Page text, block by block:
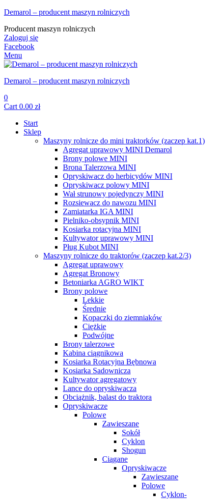
Demarol – producent maszyn rolniczych
Producent maszyn rolniczych
Zaloguj się
Facebook
Menu
Demarol – producent maszyn rolniczych
0
Cart 0.00 zł
Start
Sklep
Maszyny rolnicze do mini traktorków (zaczep kat.1)
Agregat uprawowy MINI Demarol
Brony polowe MINI
Brona Talerzowa MINI
Opryskiwacz do herbicydów MINI
Opryskiwacz polowy MINI
Wał strunowy pojedynczy MINI
Rozsiewacz do nawozu MINI
Zamiatarka IGA MINI
Pielniko-obsypnik MINI
Kosiarka rotacyjna MINI
Kultywator uprawowy MINI
Pług Kubot MINI
Maszyny rolnicze do traktorów (zaczep kat.2/3)
Agregat uprawowy
Agregat Bronowy
Betoniarka AGRO WIKT
Brony polowe
Lekkie
Średnie
Kopaczki do ziemniaków
Ciężkie
Podwójne
Brony talerzowe
Kabina ciągnikowa
Kosiarka Rotacyjna Bębnowa
Kosiarka Sadownicza
Kultywator agregatowy
Lance do opryskiwacza
Obciążnik, balast do traktora
Opryskiwacze
Polowe
Zawieszane
Sokół
Cyklon
Shogun
Ciągane
Opryskiwacze
Zawieszane
Polowe
Cyklon-